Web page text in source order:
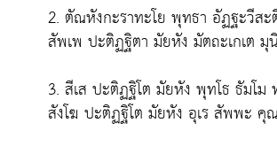
2. ตัณหังกะราทะโย พุทธา อัฏฐะวีส
สัพเพ ปะติฏฐิตา มัยหัง มัตถะเกเต มุ
3. สีเส ปะติฏฐิโต มัยหัง พุทโธ ธัมโม
สังโฆ ปะติฏฐิโต มัยหัง อุเร สัพพะ คุ